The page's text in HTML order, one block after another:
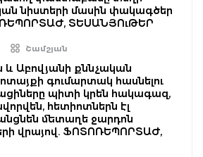
նիստերի մասին փակագծեր
ՏԵՍԱՆՅՈւԹԵՐ
Շամշյան
և Աբովյանի քննչական
գումարտակ հասնելու
պիտի կրեն հակագազ,
հետիոտներն էլ
մետաղե ջարդոն
վրայով. ՖՈՏՈՌԵՊՈՐՏԱԺ,